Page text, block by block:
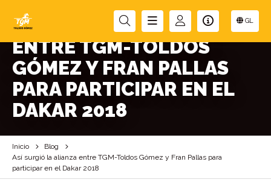
GL
ASÍ SURGIÓ LA ALIANZA
ENTRE TGM-TOLDOS
GÓMEZ Y FRAN PALLAS
PARA PARTICIPAR EN EL
DAKAR 2018
Inicio
Blog
Así surgió la alianza entre TGM-Toldos Gómez y Fran Pallas para
participar en el Dakar 2018